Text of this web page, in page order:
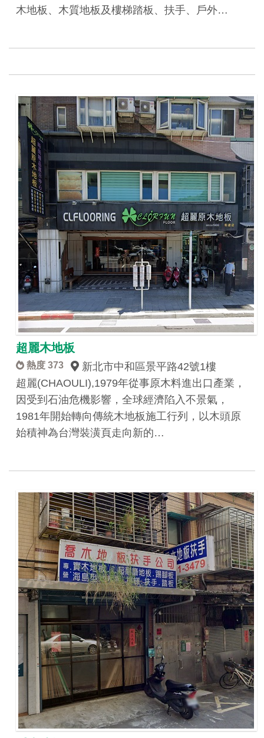
木地板、木質地板及樓梯踏板、扶手、戶外…
超麗木地板
熱度 373
新北市中和區景平路42號1樓
超麗(CHAOULI),1979年從事原木料進出口產業，
因受到石油危機影響，全球經濟陷入不景氣，
1981年開始轉向傳統木地板施工行列，以木頭原
始積神為台灣裝潢頁走向新的…